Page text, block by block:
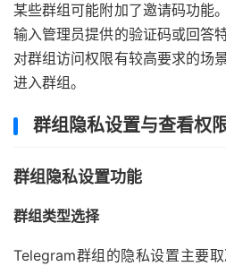
某些群组可能附加了邀请码功能
输入管理员提供的验证码或回答
对群组访问权限有较高要求的场
进入群组。
群组隐私设置与查看权
群组隐私设置功能
群组类型选择
Telegram群组的隐私设置主要